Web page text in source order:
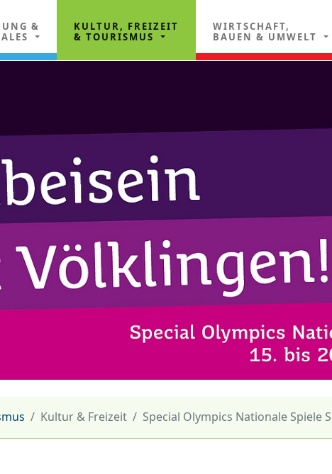
&
KULTUR, FREIZEIT
& TOURISMUS
WIRTSCHAFT,
BAUEN & UMWELT
Kultur & Freizeit Special Olympics Nationale Spiele